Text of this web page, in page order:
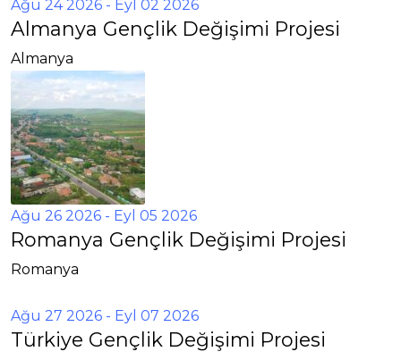
Ağu 24 2026 - Eyl 02 2026
Almanya Gençlik Değişimi Projesi
Almanya
Ağu 26 2026 - Eyl 05 2026
Romanya Gençlik Değişimi Projesi
Romanya
Ağu 27 2026 - Eyl 07 2026
Türkiye Gençlik Değişimi Projesi